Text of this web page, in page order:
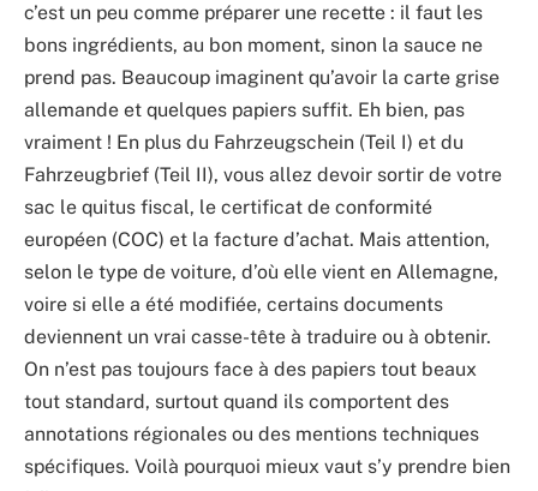
c’est un peu comme préparer une recette : il faut les
bons ingrédients, au bon moment, sinon la sauce ne
prend pas. Beaucoup imaginent qu’avoir la carte grise
allemande et quelques papiers suffit. Eh bien, pas
vraiment ! En plus du Fahrzeugschein (Teil I) et du
Fahrzeugbrief (Teil II), vous allez devoir sortir de votre
sac le quitus fiscal, le certificat de conformité
européen (COC) et la facture d’achat. Mais attention,
selon le type de voiture, d’où elle vient en Allemagne,
voire si elle a été modifiée, certains documents
deviennent un vrai casse-tête à traduire ou à obtenir.
On n’est pas toujours face à des papiers tout beaux
tout standard, surtout quand ils comportent des
annotations régionales ou des mentions techniques
spécifiques. Voilà pourquoi mieux vaut s’y prendre bien